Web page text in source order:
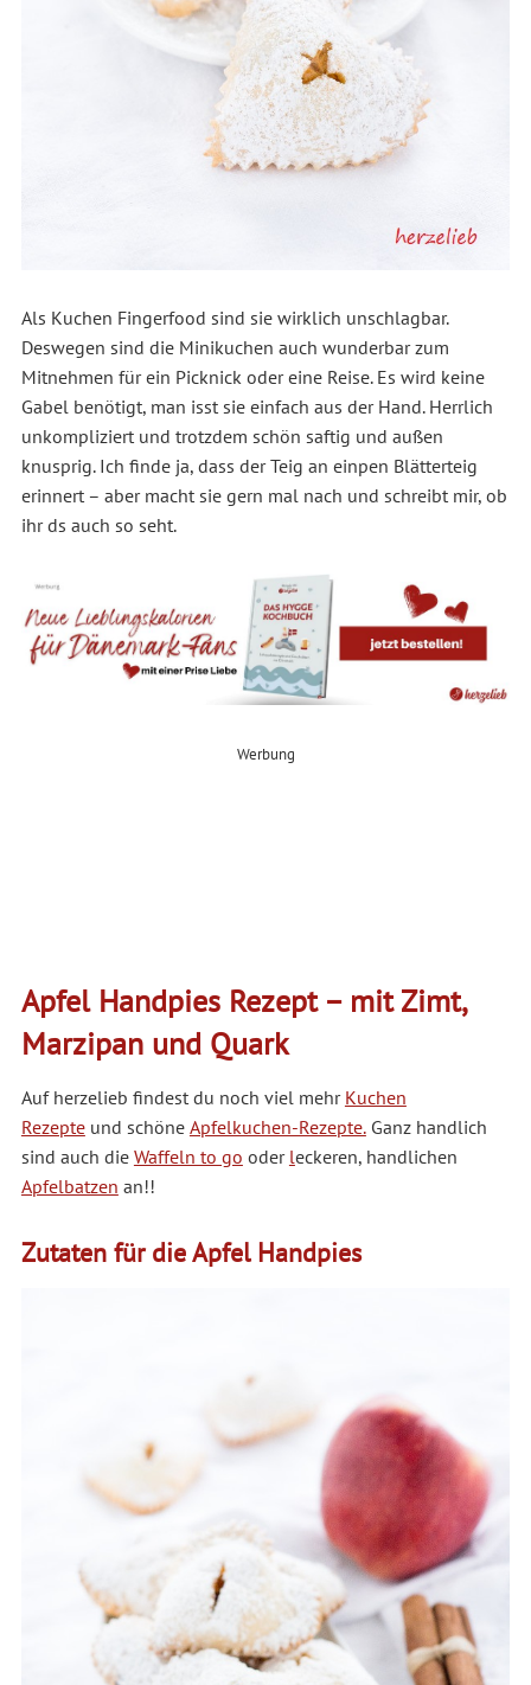
Als Kuchen Fingerfood sind sie wirklich unschlagbar.
Deswegen sind die Minikuchen auch wunderbar zum
Mitnehmen für ein Picknick oder eine Reise. Es wird keine
Gabel benötigt, man isst sie einfach aus der Hand. Herrlich
unkompliziert und trotzdem schön saftig und außen
knusprig. Ich finde ja, dass der Teig an einpen Blätterteig
erinnert – aber macht sie gern mal nach und schreibt mir, ob
ihr ds auch so seht.
Werbung
Apfel Handpies Rezept – mit Zimt,
Marzipan und Quark
Auf herzelieb findest du noch viel mehr Kuchen
Rezepteund schöne Apfelkuchen-Rezepte.Ganz handlich
sind auch die Waffeln to go oder leckeren, handlichen
Apfelbatzen an!!
Zutaten für die Apfel Handpies